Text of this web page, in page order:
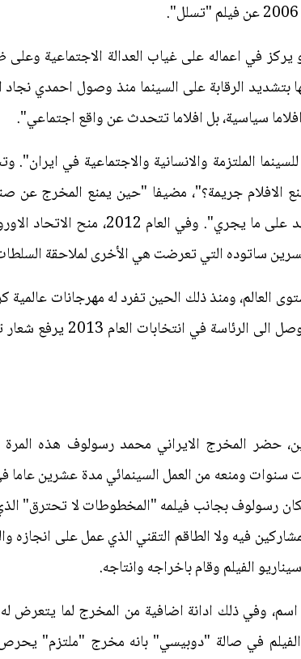
في اعماله على غياب العدالة الاجتماعية وعلى
سياسية، بل افلاما تتحدث عن واقع اجتماعي".
الافلام جريمة؟"، مضيفا "حين يمنع المخرج عن
بناهي يرفض مغادرة بلده، ويقول "علي ان
نسرين ساتوده التي تعرضت هي الأخرى لملاحقة
العالم، ومنذ ذلك الحين تفرد له مهرجانات عالمية
ان الرئيس الايراني الحالي
المخرج الايراني محمد رسولوف هذه المرة
ومنعه من العمل السينمائي مدة عشرين عاما
رسولوف بجانب فيلمه "المخطوطات لا تحترق"
فيه ولا الطاقم التقني الذي عمل على
الفيلم وقام باخراجه وانتاجه.
وفي ذلك ادانة اضافية من المخرج لما يتعرض
في صالة "دوبيسي" بانه مخرج "ملتزم"